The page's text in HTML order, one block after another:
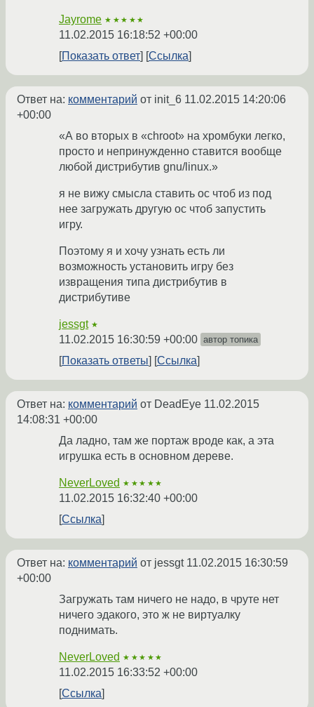
Jayrome ★★★★★
11.02.2015 16:18:52 +00:00
Показать ответ
Ссылка
Ответ на: комментарий от init_6 11.02.2015 14:20:06
+00:00
«А во вторых в «chroot» на хромбуки легко,
просто и непринужденно ставится вообще
любой дистрибутив gnu/linux.»
я не вижу смысла ставить ос чтоб из под
нее загружать другую ос чтоб запустить
игру.
Поэтому я и хочу узнать есть ли
возможность установить игру без
извращения типа дистрибутив в
дистрибутиве
jessgt ★
11.02.2015 16:30:59 +00:00 автор топика
Показать ответы Ссылка
Ответ на: комментарий от DeadEye 11.02.2015
14:08:31 +00:00
Да ладно, там же портаж вроде как, а эта
игрушка есть в основном дереве.
NeverLoved ★★★★★
11.02.2015 16:32:40 +00:00
Ссылка
Ответ на: комментарий от jessgt 11.02.2015 16:30:59
+00:00
Загружать там ничего не надо, в чруте нет
ничего эдакого, это ж не виртуалку
поднимать.
NeverLoved ★★★★★
11.02.2015 16:33:52 +00:00
Ссылка